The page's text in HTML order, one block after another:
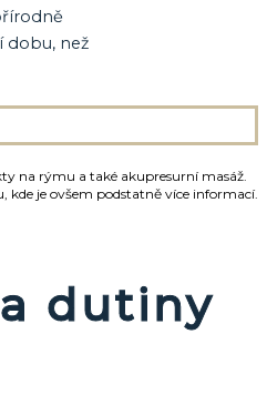
dobu, než
na rýmu a také akupresurní masáž.
kde je ovšem podstatně více informací.
dutiny